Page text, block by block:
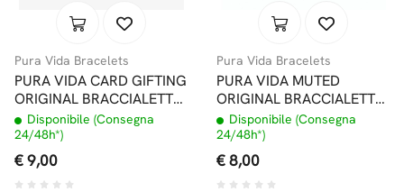
Pura Vida Bracelets
PURA VIDA CARD GIFTING
ORIGINAL BRACCIALETTO
HAPPY BIRTHDAY
Disponibile (Consegna
24/48h*)
€ 9,00
Pura Vida Bracelets
PURA VIDA MUTED
ORIGINAL BRACCIALETTO
SUNBLEACHED
Disponibile (Consegna
24/48h*)
€ 8,00